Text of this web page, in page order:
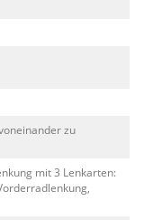
zu
mit 3 Lenkarten: